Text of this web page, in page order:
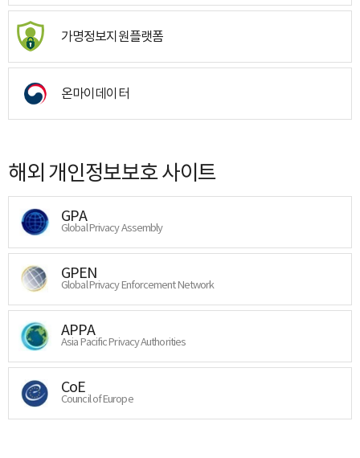
가명정보지원플랫폼
온마이데이터
해외 개인정보보호 사이트
GPA
Global Privacy Assembly
GPEN
Global Privacy Enforcement Network
APPA
Asia Pacific Privacy Authorities
CoE
Council of Europe